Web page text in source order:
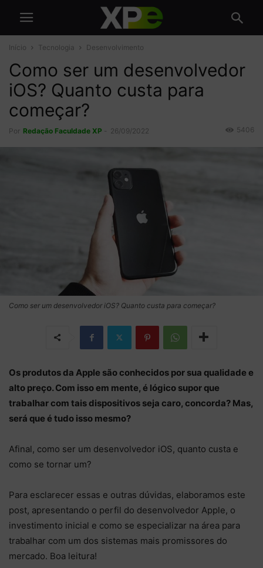
Início Tecnologia Desenvolvimento
Como ser um desenvolvedor
iOS? Quanto custa para
começar?
Por Redação Faculdade XP 26/09/2022 5406
Como ser um desenvolvedor iOS? Quanto custa para começar?
Os produtos da Apple são conhecidos por sua qualidade e
alto preço. Com isso em mente, é lógico supor que
trabalhar com tais dispositivos seja caro, concorda? Mas,
será que é tudo isso mesmo?
Afinal, como ser um desenvolvedor iOS, quanto custa e
como se tornar um?
Para esclarecer essas e outras dúvidas, elaboramos este
post, apresentando o perfil do desenvolvedor Apple, o
investimento inicial e como se especializar na área para
trabalhar com um dos sistemas mais promissores do
mercado. Boa leitura!